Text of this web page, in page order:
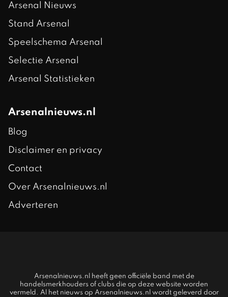
Arsenal Nieuws
Stand Arsenal
Speelschema Arsenal
Selectie Arsenal
Arsenal Statistieken
Arsenalnieuws.nl
Blog
Disclaimer en privacy
Contact
Over Arsenalnieuws.nl
Adverteren
Arsenalnieuws.nl heeft geen officiële band met de
handelsmerkhouders of clubs die op deze website worden
vermeld. Al het nieuws op Arsenalnieuws.nl wordt geleverd door